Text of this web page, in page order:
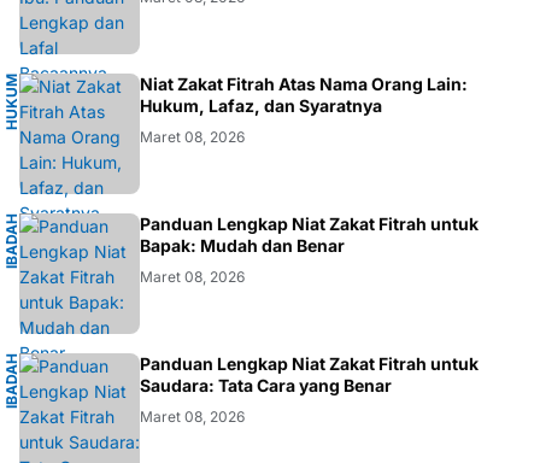
H
U
KU
M
I
S
L
AM
Niat Zakat Fitrah Atas Nama Orang Lain:
Hukum, Lafaz, dan Syaratnya
Maret 08, 2026
I
B
A
DA
H
I
S
L
AM
Panduan Lengkap Niat Zakat Fitrah untuk
Bapak: Mudah dan Benar
Maret 08, 2026
I
B
A
DA
H
I
S
L
AM
Panduan Lengkap Niat Zakat Fitrah untuk
Saudara: Tata Cara yang Benar
Maret 08, 2026